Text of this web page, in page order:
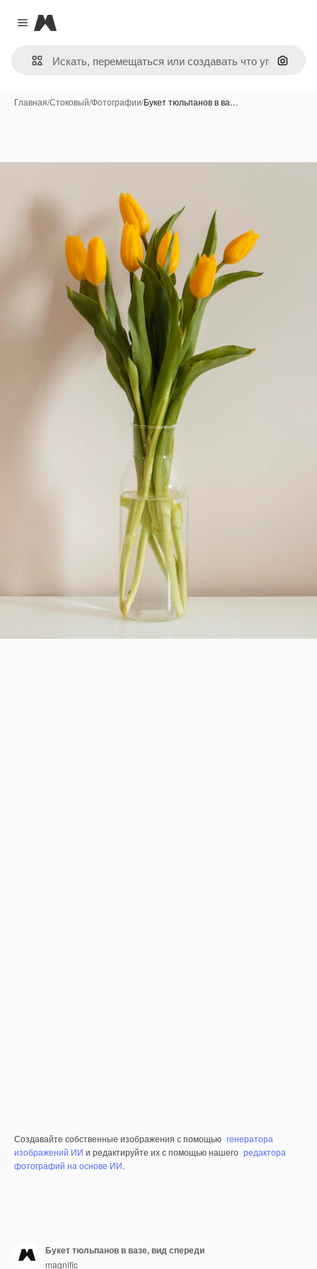
Close menu
Magnific
Поиск
Главная/Стоковый/Фотографии/Букет тюльпанов в ва…
Создавайте собственные изображения с помощью генератора
изображений ИИ и редактируйте их с помощью нашего редактора
фотографий на основе ИИ.
Букет тюльпанов в вазе, вид спереди
magnific